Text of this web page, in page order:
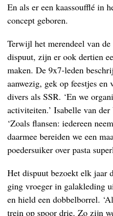
En als er een kaassoufflé in
concept geboren.
Terwijl het merendeel van
dispuut, zijn er ook dertien
maken. De 9x7-leden
aanwezig, gek op feestjes en
divers als SSR. ‘En we
activiteiten.’ Isabelle van
‘Zoals flansen: iedereen
daarmee bereiden we een
poedersuiker over pasta
Het dispuut bezoekt elk jaar
ging vroeger in galakleding
en hield een dobbelborrel.
trein op spoor drie. Zo zijn